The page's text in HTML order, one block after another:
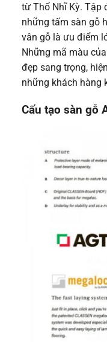
từ Thổ Nhĩ Kỳ. Tập
những tấm sàn gỗ
vân gỗ là ưu điểm
Những mã màu
đẹp sang trọng,
những khách hàng
Cấu tạo sàn gỗ